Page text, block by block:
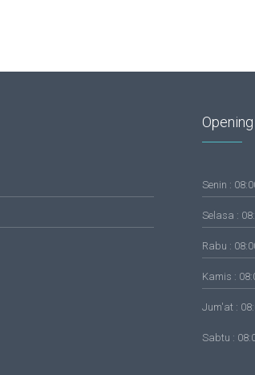
Senin :
Selasa :
Rabu :
Kamis :
Jum'at :
Sabtu :